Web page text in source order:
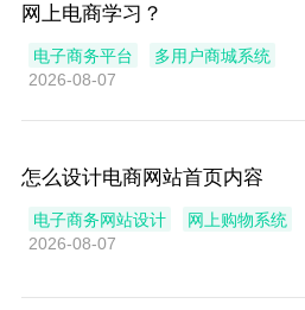
网上电商学习？
电子商务平台
多用户商城系统
2026-08-07
怎么设计电商网站首页内容
电子商务网站设计
网上购物系统
2026-08-07